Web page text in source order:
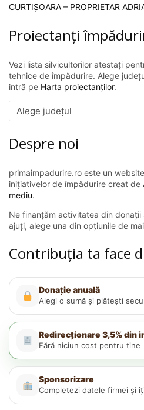
CURTIȘOARA – PROPRIETAR
Proiectanți
Vezi lista silvicultorilor atestați
tehnice de împădurire. Alege
intră pe Harta proiectanților.
Despre noi
primaimpadurire.ro este un
inițiativelor de împădurire creat de
mediu.
Ne finanțăm activitatea din donații
ajuți, alege una din opțiunile de
Contribuția ta face
Donație anuală
Alegi o sumă și plătești
Redirecționare 3,5% din
Fără niciun cost pentru tine
Sponsorizare
Completezi datele firmei și